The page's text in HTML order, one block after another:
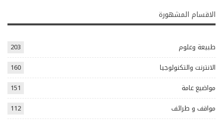
الاقسام المشهورة
طبيعة وعلوم
203
الانترنت والتكنولوجيا
160
مواضيع عامة
151
مواقف و طرائف
112